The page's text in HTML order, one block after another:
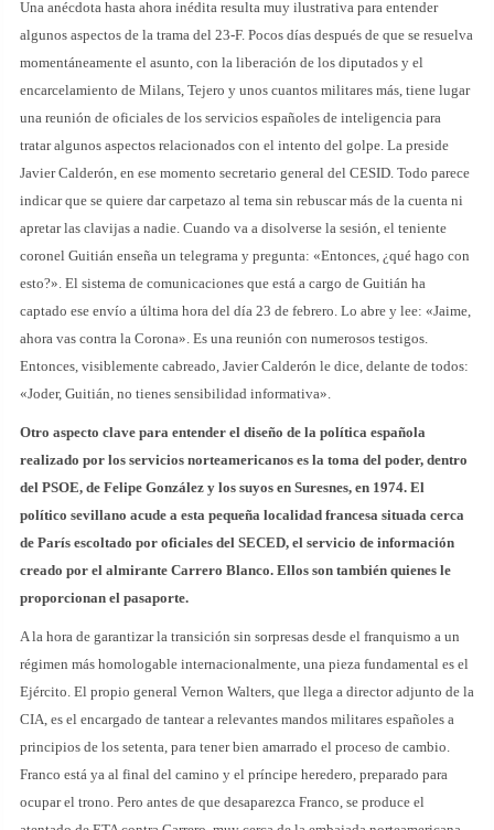
Una anécdota hasta ahora inédita resulta muy ilustrativa para entender
algunos aspectos de la trama del 23-F. Pocos días después de que se resuelva
momentáneamente el asunto, con la liberación de los diputados y el
encarcelamiento de Milans, Tejero y unos cuantos militares más, tiene lugar
una reunión de oficiales de los servicios españoles de inteligencia para
tratar algunos aspectos relacionados con el intento del golpe. La preside
Javier Calderón, en ese momento secretario general del CESID. Todo parece
indicar que se quiere dar carpetazo al tema sin rebuscar más de la cuenta ni
apretar las clavijas a nadie. Cuando va a disolverse la sesión, el teniente
coronel Guitián enseña un telegrama y pregunta: «Entonces, ¿qué hago con
esto?». El sistema de comunicaciones que está a cargo de Guitián ha
captado ese envío a última hora del día 23 de febrero. Lo abre y lee: «Jaime,
ahora vas contra la Corona». Es una reunión con numerosos testigos.
Entonces, visiblemente cabreado, Javier Calderón le dice, delante de todos:
«Joder, Guitián, no tienes sensibilidad informativa».
Otro aspecto clave para entender el diseño de la política española
realizado por los servicios norteamericanos es la toma del poder, dentro
del PSOE, de Felipe González y los suyos en Suresnes, en 1974. El
político sevillano acude a esta pequeña localidad francesa situada cerca
de París escoltado por oficiales del SECED, el servicio de información
creado por el almirante Carrero Blanco. Ellos son también quienes le
proporcionan el pasaporte.
A la hora de garantizar la transición sin sorpresas desde el franquismo a un
régimen más homologable internacionalmente, una pieza fundamental es el
Ejército. El propio general Vernon Walters, que llega a director adjunto de la
CIA, es el encargado de tantear a relevantes mandos militares españoles a
principios de los setenta, para tener bien amarrado el proceso de cambio.
Franco está ya al final del camino y el príncipe heredero, preparado para
ocupar el trono. Pero antes de que desaparezca Franco, se produce el